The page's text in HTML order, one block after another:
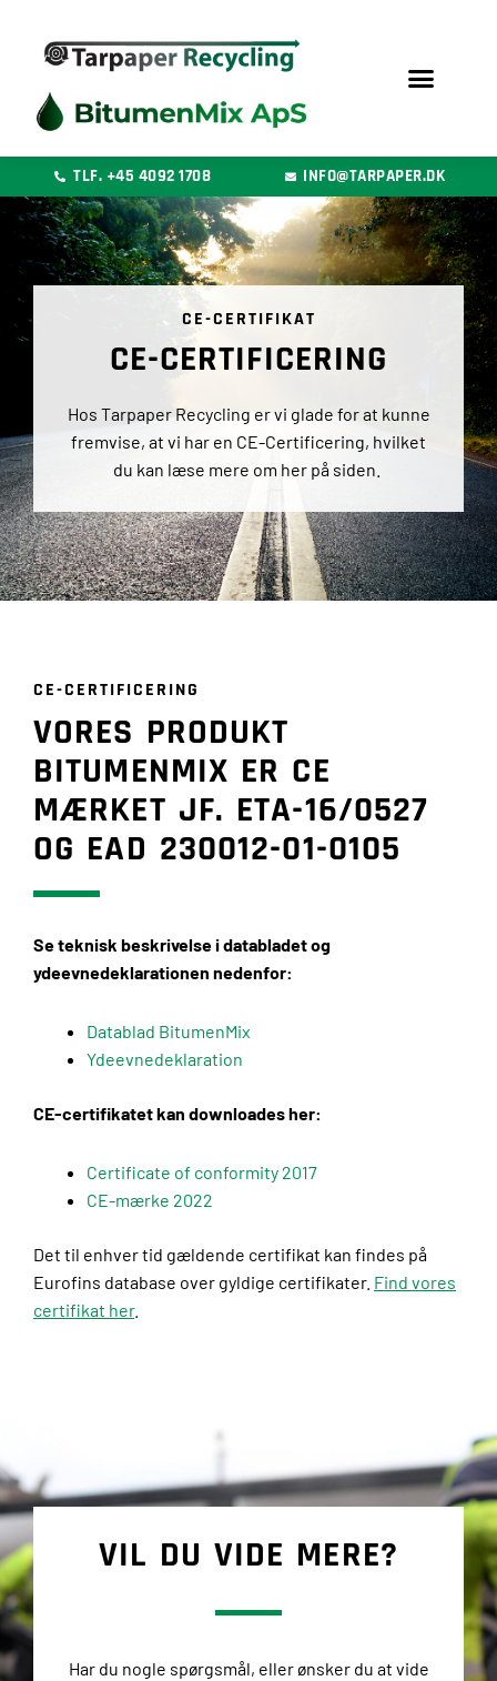
indholdet
TLF. +45 4092 1708 INFO@TARPAPER.DK
CE-CERTIFIKAT
CE-CERTIFICERING
Hos Tarpaper Recycling er vi glade for at kunne
fremvise, at vi har en CE-Certificering, hvilket
du kan læse mere om her på siden.
CE-CERTIFICERING
VORES PRODUKT
BITUMENMIX ER CE
MÆRKET JF. ETA-16/0527
OG EAD 230012-01-0105
Se teknisk beskrivelse i databladet og
ydeevnedeklarationen nedenfor:
Datablad BitumenMix
Ydeevnedeklaration
CE-certifikatet kan downloades her:
Certificate of conformity 2017
CE-mærke 2022
Det til enhver tid gældende certifikat kan findes på
Eurofins database over gyldige certifikater. Find vores
certifikat her.
VIL DU VIDE MERE?
Har du nogle spørgsmål, eller ønsker du at vide